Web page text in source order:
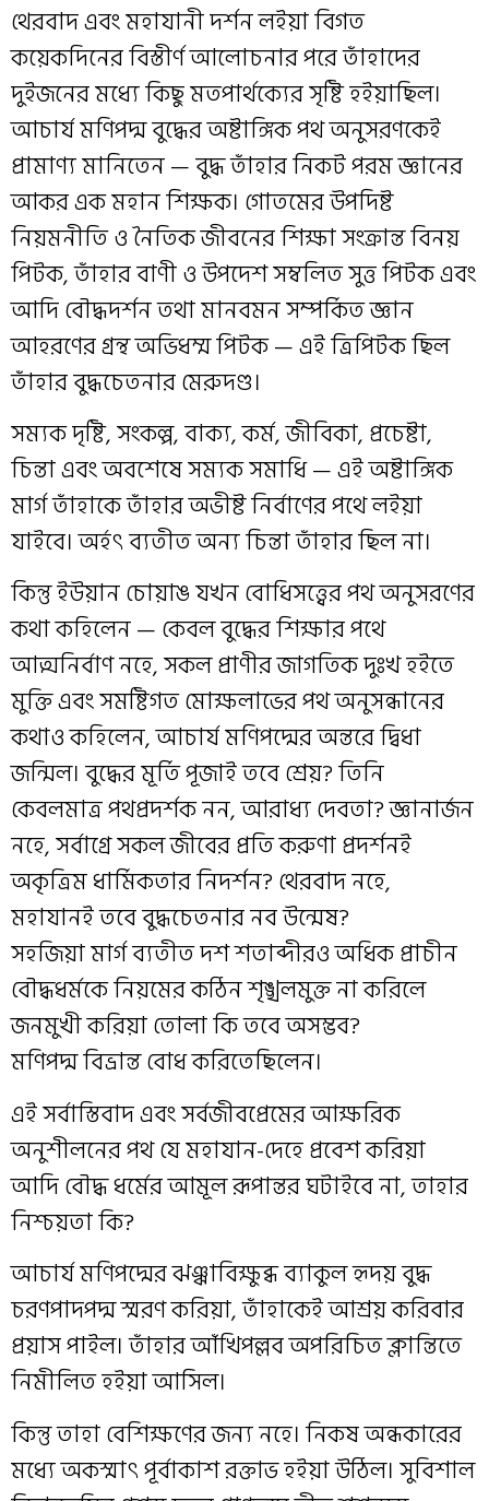
থেরবাদ এবং মহাযানী দর্শন লইয়া বিগত
কয়েকদিনের বিস্তীর্ণ আলোচনার পরে তাঁহাদের
দুইজনের মধ্যে কিছু মতপার্থক্যের সৃষ্টি হইয়াছিল।
আচার্য মণিপদ্ম বুদ্ধের অষ্টাঙ্গিক পথ অনুসরণকেই
প্রামাণ্য মানিতেন — বুদ্ধ তাঁহার নিকট পরম জ্ঞানের
আকর এক মহান শিক্ষক। গোতমের উপদিষ্ট
নিয়মনীতি ও নৈতিক জীবনের শিক্ষা সংক্রান্ত বিনয়
পিটক, তাঁহার বাণী ও উপদেশ সম্বলিত সুত্ত পিটক এবং
আদি বৌদ্ধদর্শন তথা মানবমন সম্পর্কিত জ্ঞান
আহরণের গ্রন্থ অভিধম্ম পিটক — এই ত্রিপিটক ছিল
তাঁহার বুদ্ধচেতনার মেরুদণ্ড।
সম্যক দৃষ্টি, সংকল্প, বাক্য, কর্ম, জীবিকা, প্রচেষ্টা,
চিন্তা এবং অবশেষে সম্যক সমাধি — এই অষ্টাঙ্গিক
মার্গ তাঁহাকে তাঁহার অভীষ্ট নির্বাণের পথে লইয়া
যাইবে। অর্হৎ ব্যতীত অন্য চিন্তা তাঁহার ছিল না।
কিন্তু ইউয়ান চোয়াঙ যখন বোধিসত্ত্বের পথ অনুসরণের
কথা কহিলেন — কেবল বুদ্ধের শিক্ষার পথে
আত্মনির্বাণ নহে, সকল প্রাণীর জাগতিক দুঃখ হইতে
মুক্তি এবং সমষ্টিগত মোক্ষলাভের পথ অনুসন্ধানের
কথাও কহিলেন, আচার্য মণিপদ্মের অন্তরে দ্বিধা
জন্মিল। বুদ্ধের মূর্তি পূজাই তবে শ্রেয়? তিনি
কেবলমাত্র পথপ্রদর্শক নন, আরাধ্য দেবতা? জ্ঞানার্জন
নহে, সর্বাগ্রে সকল জীবের প্রতি করুণা প্রদর্শনই
অকৃত্রিম ধার্মিকতার নিদর্শন? থেরবাদ নহে,
মহাযানই তবে বুদ্ধচেতনার নব উন্মেষ?
সহজিয়া মার্গ ব্যতীত দশ শতাব্দীরও অধিক প্রাচীন
বৌদ্ধধর্মকে নিয়মের কঠিন শৃঙ্খলমুক্ত না করিলে
জনমুখী করিয়া তোলা কি তবে অসম্ভব?
মণিপদ্ম বিভ্রান্ত বোধ করিতেছিলেন।
এই সর্বাস্তিবাদ এবং সর্বজীবপ্রেমের আক্ষরিক
অনুশীলনের পথ যে মহাযান-দেহে প্রবেশ করিয়া
আদি বৌদ্ধ ধর্মের আমূল রূপান্তর ঘটাইবে না, তাহার
নিশ্চয়তা কি?
আচার্য মণিপদ্মের ঝঞ্ঝাবিক্ষুব্ধ ব্যাকুল হৃদয় বুদ্ধ
চরণপাদপদ্ম স্মরণ করিয়া, তাঁহাকেই আশ্রয় করিবার
প্রয়াস পাইল। তাঁহার আঁখিপল্লব অপরিচিত ক্লান্তিতে
নিমীলিত হইয়া আসিল।
কিন্তু তাহা বেশিক্ষণের জন্য নহে। নিকষ অন্ধকারের
মধ্যে অকস্মাৎ পূর্বাকাশ রক্তাভ হইয়া উঠিল। সুবিশাল